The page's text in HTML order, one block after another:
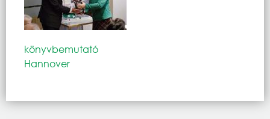
könyvbemutató
Hannover